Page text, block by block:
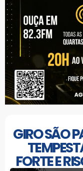
GIRO SÃO
FORTE E